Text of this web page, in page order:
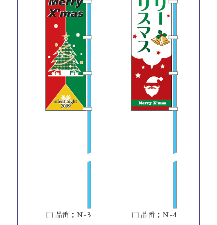
品番：N-3 品番：N-4